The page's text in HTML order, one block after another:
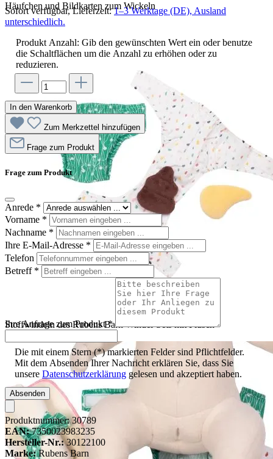
Häufchen und Bildkarten zum Wickeln
Stoffwindeln des Rubens Barn Windel-Sets mit Plüsch-
Sofort verfügbar, Lieferzeit:1–3 Werktage (DE), Ausland
unterschiedlich.
Produkt Anzahl: Gib den gewünschten Wert ein oder benutze
die Schaltflächen um die Anzahl zu erhöhen oder zu
reduzieren.
In den Warenkorb
Zum Merkzettel hinzufügen
Frage zum Produkt
Frage zum Produkt
Anrede *
Vorname *
Nachname *
Ihre E-Mail-Adresse *
Telefon
Betreff *
Ihre Anfrage zum Produkt*
Die mit einem Stern (*) markierten Felder sind Pflichtfelder.
Mit dem Absenden Ihrer Nachricht erklären Sie, dass Sie
unsere Datenschutzerklärung gelesen und akzeptiert haben.
Absenden
Produktnummer:30789
EAN: 7350023983235
Hersteller-Nr.: 30122100
Marke: Rubens Barn